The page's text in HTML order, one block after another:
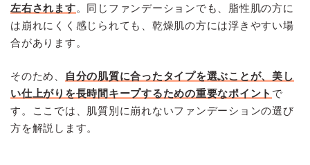
左右されます。同じファンデーションでも、脂性肌の方に
は崩れにくく感じられても、乾燥肌の方には浮きやすい場
合があります。
そのため、
自分の肌質に合ったタイプを選ぶことが、美し
い仕上がりを長時間キープするための重要なポイント で
す。ここでは、肌質別に崩れないファンデーションの選び
方を解説します。